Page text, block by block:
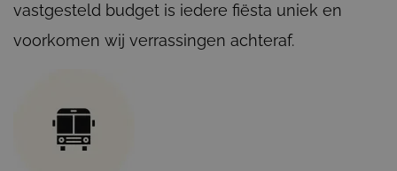
vastgesteld budget is iedere fiësta uniek en
voorkomen wij verrassingen achteraf.